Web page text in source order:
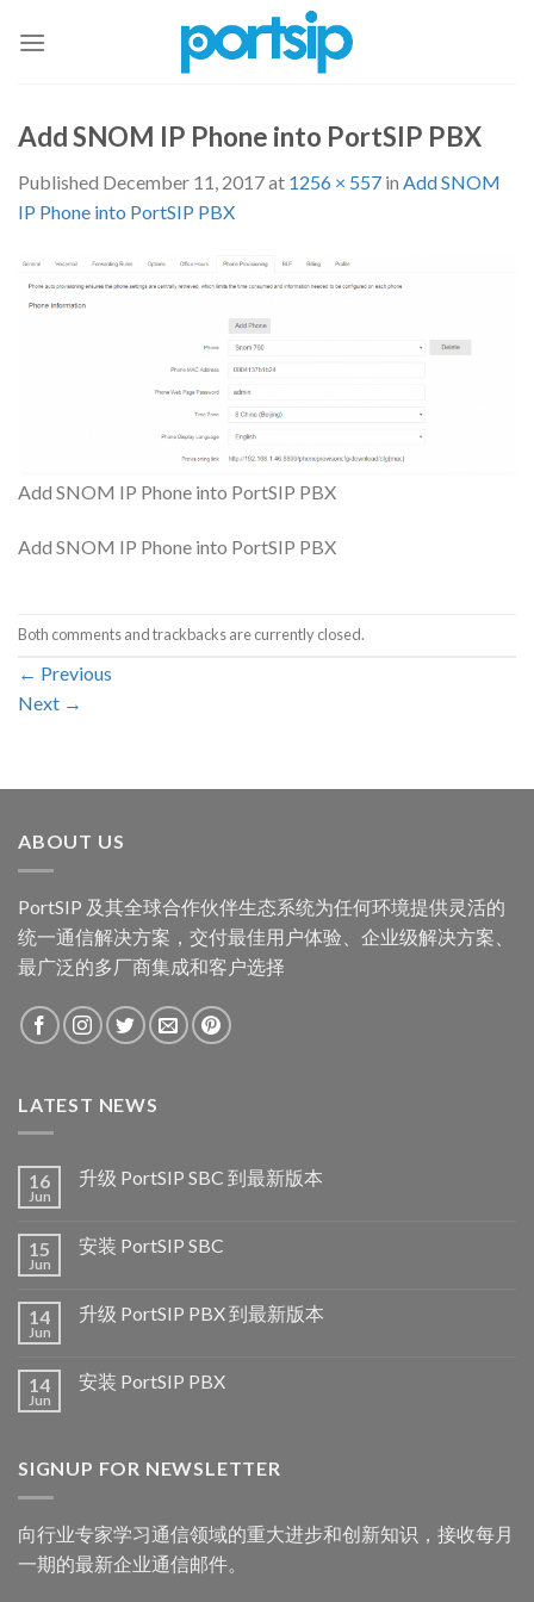
Add SNOM IP Phone into PortSIP PBX
Published December 11, 2017at 1256 × 557 in Add SNOM
IP Phone into PortSIP PBX
Add SNOM IP Phone into PortSIP PBX
Add SNOM IP Phone into PortSIP PBX
Both comments and trackbacks are currently closed.
← Previous
Next →
ABOUT US
PortSIP 及其全球合作伙伴生态系统为任何环境提供灵活的
统一通信解决方案，交付最佳用户体验、企业级解决方案、
最广泛的多厂商集成和客户选择
LATEST NEWS
16
Jun
升级 PortSIP SBC 到最新版本
15
Jun
安装 PortSIP SBC
14
Jun
升级 PortSIP PBX 到最新版本
14
Jun
安装 PortSIP PBX
SIGNUP FOR NEWSLETTER
向行业专家学习通信领域的重大进步和创新知识，接收每月
一期的最新企业通信邮件。